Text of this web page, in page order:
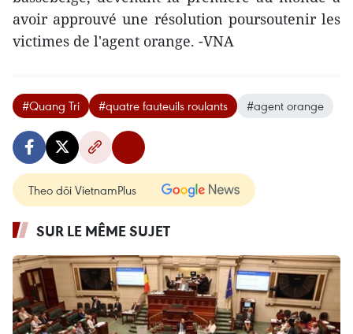
avoir approuvé une résolution poursoutenir les
victimes de l'agent orange. -VNA
#Quang Tri #quatre fauteuils roulants #agent orange
Theo dõi VietnamPlus
SUR LE MÊME SUJET